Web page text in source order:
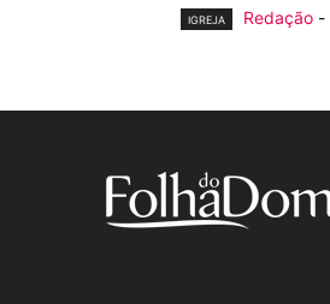
IGREJA Redação -